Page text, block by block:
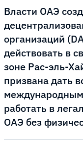
Власти ОАЭ
организаций
действовать в
зоне Рас-эль-
призвана дать
работать в
ОАЭ без